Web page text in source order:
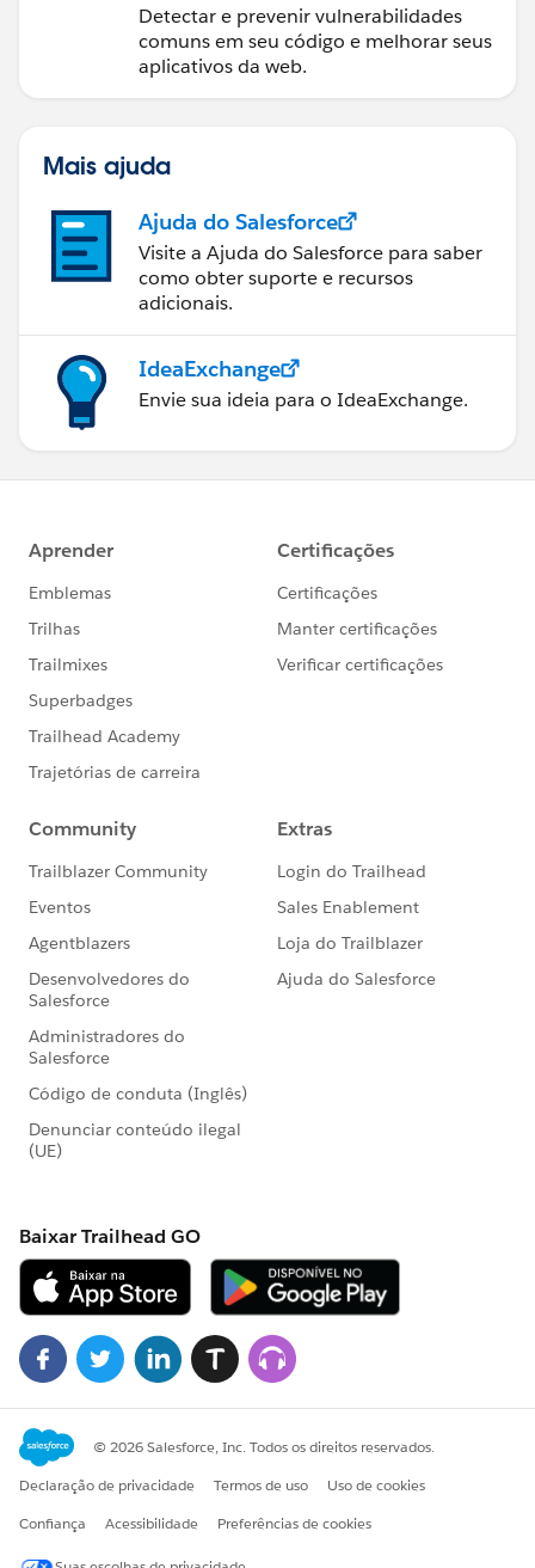
Detectar e prevenir vulnerabilidades
comuns em seu código e melhorar seus
aplicativos da web.
Mais ajuda
Ajuda do Salesforce
Visite a Ajuda do Salesforce para saber
como obter suporte e recursos
adicionais.
IdeaExchange
Envie sua ideia para o IdeaExchange.